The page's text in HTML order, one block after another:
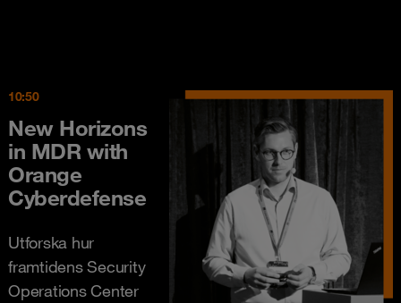
10:50
New Horizons
in MDR with
Orange
Cyberdefense
Utforska hur
framtidens Security
Operations Center